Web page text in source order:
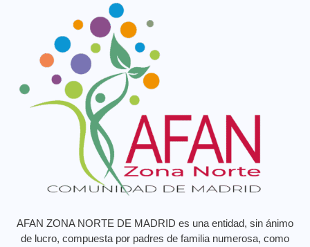
AFAN ZONA NORTE DE MADRID es una entidad, sin ánimo
de lucro, compuesta por padres de familia numerosa, como